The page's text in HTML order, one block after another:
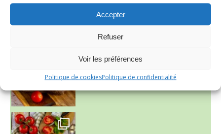
Accepter
Refuser
Voir les préférences
Politique de cookiesPolitique de confidentialité
~ SALADE DE PÂTES AUX DEUX TOMATES THON ET BURRA